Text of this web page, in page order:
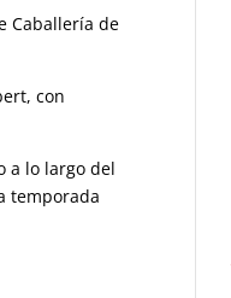
Caballería de
con
a lo largo del
temporada